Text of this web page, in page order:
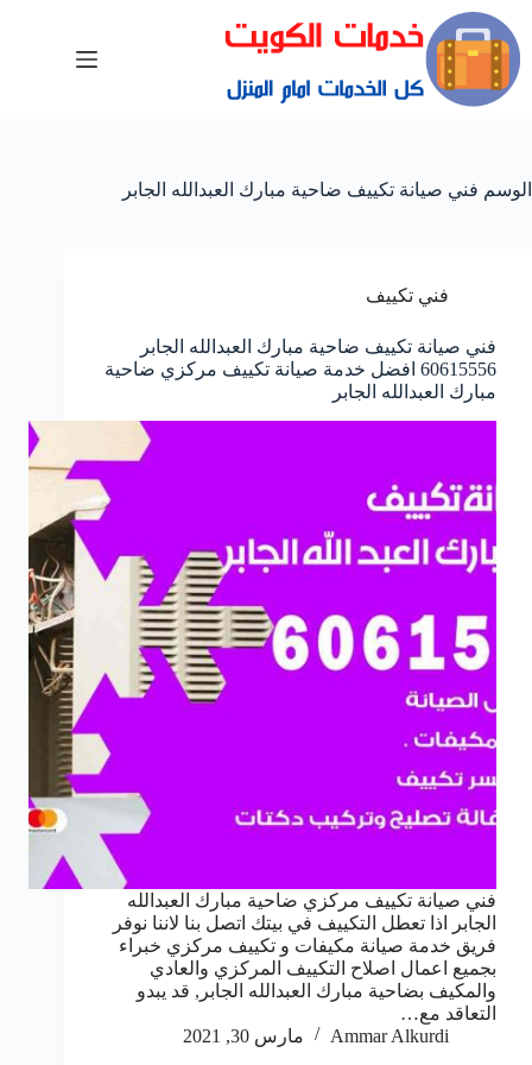
الوسم فني صيانة تكييف ضاحية مبارك العبدالله الجابر
فني تكييف
فني صيانة تكييف ضاحية مبارك العبدالله الجابر
60615556 افضل خدمة صيانة تكييف مركزي ضاحية
مبارك العبدالله الجابر
فني صيانة تكييف مركزي ضاحية مبارك العبدالله
الجابر اذا تعطل التكييف في بيتك اتصل بنا لاننا نوفر
فريق خدمة صيانة مكيفات و تكييف مركزي خبراء
بجميع اعمال اصلاح التكييف المركزي والعادي
والمكيف بضاحية مبارك العبدالله الجابر, قد يبدو
التعاقد مع…
Ammar Alkurdi
مارس 30, 2021